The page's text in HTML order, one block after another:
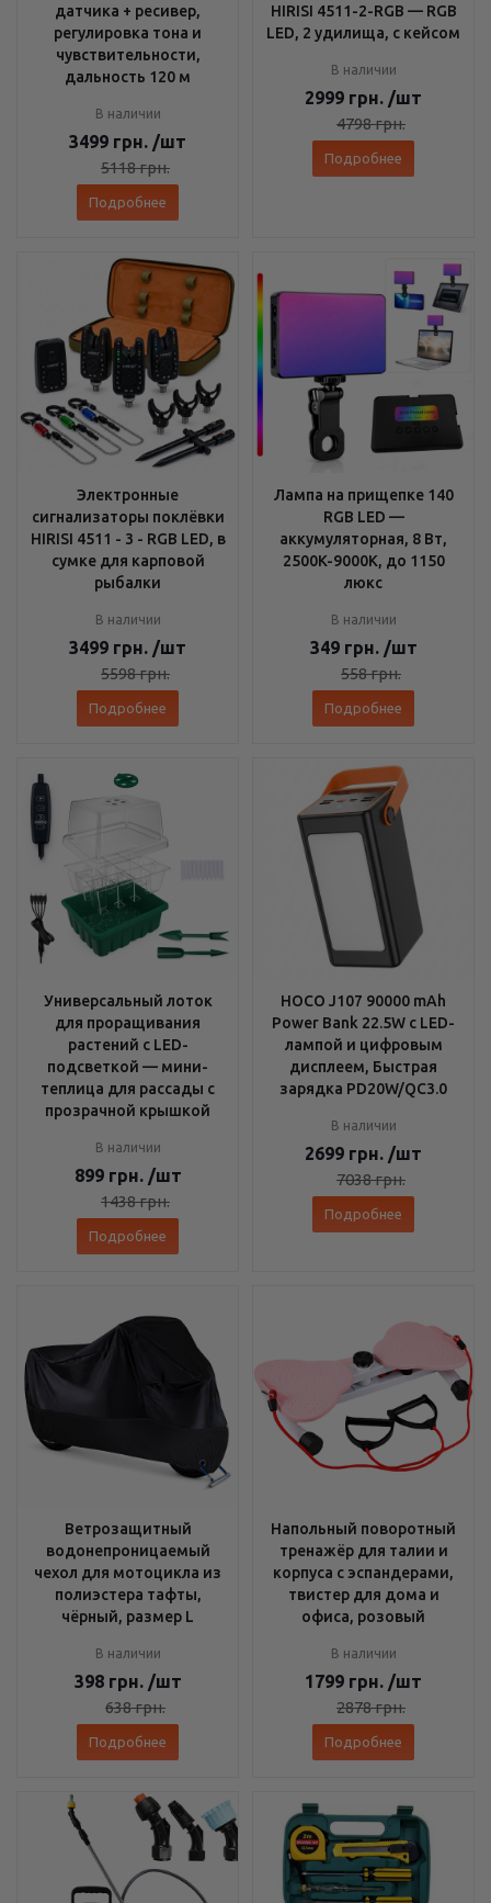
датчика + ресивер,
регулировка тона и
чувствительности,
дальность 120 м
В наличии
3499 грн. /шт
5118грн.
Подробнее
HIRISI 4511-2-RGB — RGB
LED, 2 удилища, с кейсом
В наличии
2999 грн. /шт
4798грн.
Подробнее
Электронные
сигнализаторы поклёвки
HIRISI 4511 - 3 - RGB LED, в
сумке для карповой
рыбалки
В наличии
3499 грн. /шт
5598грн.
Подробнее
Лампа на прищепке 140
RGB LED —
аккумуляторная, 8 Вт,
2500K-9000K, до 1150
люкс
В наличии
349 грн. /шт
558грн.
Подробнее
Универсальный лоток
для проращивания
растений с LED-
подсветкой — мини-
теплица для рассады с
прозрачной крышкой
В наличии
899 грн. /шт
1438грн.
Подробнее
HOCO J107 90000 mAh
Power Bank 22.5W с LED-
лампой и цифровым
дисплеем, Быстрая
зарядка PD20W/QC3.0
В наличии
2699 грн. /шт
7038грн.
Подробнее
Ветрозащитный
водонепроницаемый
чехол для мотоцикла из
полиэстера тафты,
чёрный, размер L
В наличии
398 грн. /шт
638грн.
Подробнее
Напольный поворотный
тренажёр для талии и
корпуса с эспандерами,
твистер для дома и
офиса, розовый
В наличии
1799 грн. /шт
2878грн.
Подробнее